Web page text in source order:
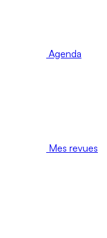
Agenda
Mes revues